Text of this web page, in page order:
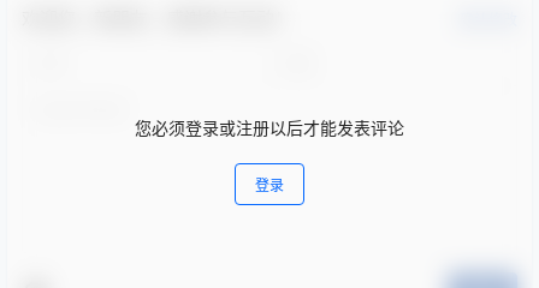
您必须登录或注册以后才能发表评论
登录